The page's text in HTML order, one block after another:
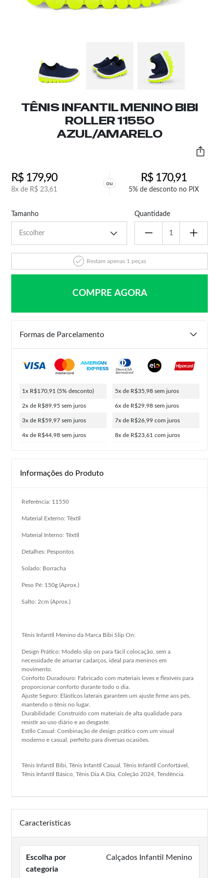
TÊNIS INFANTIL MENINO BIBI
ROLLER 11550
AZUL/AMARELO
R$179,90
8x de R$ 23,61
ou R$170,91
5% de desconto no PIX
Tamanho Quantidade
Restam apenas 1 peças
COMPRE AGORA
Formas de Parcelamento
1x R$170,91 (5% desconto)
2x de R$89,95 sem juros
3x de R$59,97 sem juros
4x de R$44,98 sem juros
5x de R$35,98 sem juros
6x de R$29,98 sem juros
7x de R$26,99 com juros
8x de R$23,61 com juros
Informações do Produto
Referência: 11550
Material Externo: Têxtil
Material Interno: Têxtil
Detalhes: Pespontos
Solado: Borracha
Peso Pé: 150g (Aprox.)
Salto: 2cm (Aprox.)
Tênis Infantil Menino da Marca Bibi Slip On:
Design Prático: Modelo slip on para fácil colocação, sem a
necessidade de amarrar cadarços, ideal para meninos em
movimento.
Conforto Duradouro: Fabricado com materiais leves e flexíveis para
proporcionar conforto durante todo o dia.
Ajuste Seguro: Elásticos laterais garantem um ajuste firme aos pés,
mantendo o tênis no lugar.
Durabilidade: Construído com materiais de alta qualidade para
resistir ao uso diário e ao desgaste.
Estilo Casual: Combinação de design prático com um visual
moderno e casual, perfeito para diversas ocasiões.
Tênis Infantil Bibi, Tênis Infantil Casual, Tênis Infantil Confortável,
Tênis Infantil Básico, Tênis Dia A Dia, Coleção 2024, Tendência.
Características
Escolha por
categoria
Calçados Infantil Menino